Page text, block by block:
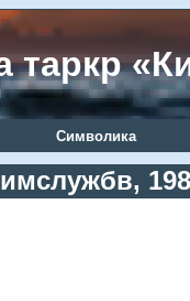
таркр
Символика